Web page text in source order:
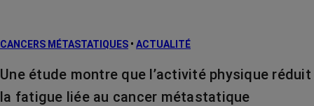
CANCERS MÉTASTATIQUES • ACTUALITÉ
Une étude montre que l’activité physique réduit
la fatigue liée au cancer métastatique